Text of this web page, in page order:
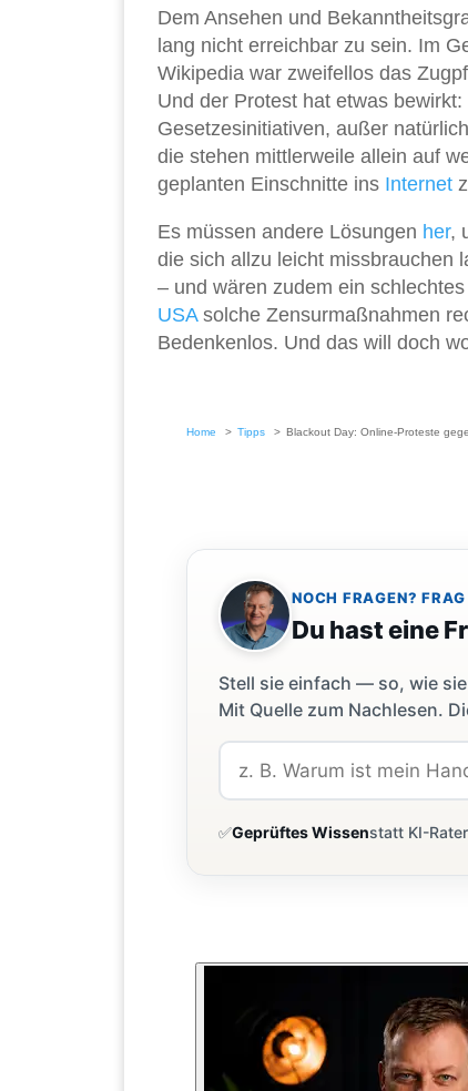
Dem Ansehen und
lang nicht erreichbar zu sein. Im
Wikipedia war zweifellos das
Und der Protest hat etwas
Gesetzesinitiativen, außer
die stehen mittlerweile allein auf
geplanten Einschnitte ins Internet
Es müssen andere Lösungen her,
die sich allzu leicht missbrauchen
– und wären zudem ein
USAsolche Zensurmaßnahmen
Bedenkenlos. Und das will doch
Home Tipps Blackout Day: Online-Proteste
NOCH FRAGEN?
Du hast eine
Stell sie einfach — so, wie
Mit Quelle zum Nachlesen.
✅Geprüftes Wissenstatt KI-